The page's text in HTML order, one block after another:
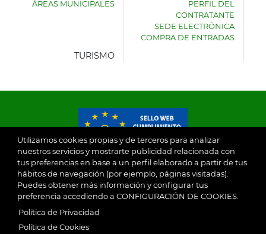
Utilizamos cookies propias y de terceros para analizar
nuestros servicios y mostrarte publicidad relacionada con
tus preferencias en base a un perfil elaborado a partir de tus
hábitos de navegación (por ejemplo, páginas visitadas).
Puedes obtener más información y configurar tus
preferencia accediendo a CONFIGURACIÓN DE COOKIES.
Política de Privacidad
Política de Cookies
AYUNTAMIENTO
ÁREAS MUNICIPALES
PERFIL DEL
CONTRATANTE
SEDE ELECTRÓNICA
COMPRA DE ENTRADAS
TURISMO
© 2026
Ayuntamiento de Villaseca de la Sagra Aviso Legal